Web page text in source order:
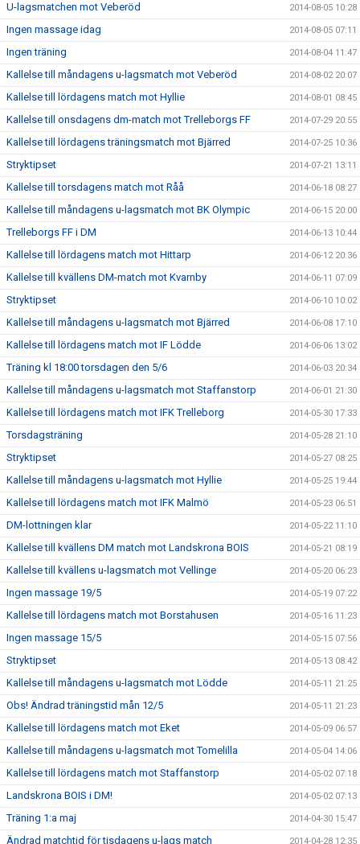
U-lagsmatchen mot Veberöd 2014-08-05 10:28
Ingen massage idag 2014-08-05 07:11
Ingen träning 2014-08-04 11:47
Kallelse till måndagens u-lagsmatch mot Veberöd 2014-08-02 20:07
Kallelse till lördagens match mot Hyllie 2014-08-01 08:45
Kallelse till onsdagens dm-match mot Trelleborgs FF 2014-07-29 20:55
Kallelse till lördagens träningsmatch mot Bjärred 2014-07-25 10:36
Stryktipset 2014-07-21 13:11
Kallelse till torsdagens match mot Råå 2014-06-18 08:27
Kallelse till måndagens u-lagsmatch mot BK Olympic 2014-06-15 20:00
Trelleborgs FF i DM 2014-06-13 10:44
Kallelse till lördagens match mot Hittarp 2014-06-12 20:36
Kallelse till kvällens DM-match mot Kvarnby 2014-06-11 07:09
Stryktipset 2014-06-10 10:02
Kallelse till måndagens u-lagsmatch mot Bjärred 2014-06-08 17:10
Kallelse till lördagens match mot IF Lödde 2014-06-06 13:02
Träning kl 18:00 torsdagen den 5/6 2014-06-03 20:34
Kallelse till måndagens u-lagsmatch mot Staffanstorp 2014-06-01 21:30
Kallelse till lördagens match mot IFK Trelleborg 2014-05-30 17:33
Torsdagsträning 2014-05-28 21:10
Stryktipset 2014-05-27 08:25
Kallelse till måndagens u-lagsmatch mot Hyllie 2014-05-25 19:44
Kallelse till lördagens match mot IFK Malmö 2014-05-23 06:51
DM-lottningen klar 2014-05-22 11:10
Kallelse till kvällens DM match mot Landskrona BOIS 2014-05-21 08:19
Kallelse till kvällens u-lagsmatch mot Vellinge 2014-05-20 06:23
Ingen massage 19/5 2014-05-19 07:22
Kallelse till lördagens match mot Borstahusen 2014-05-16 11:23
Ingen massage 15/5 2014-05-15 07:56
Stryktipset 2014-05-13 08:42
Kallelse till måndagens u-lagsmatch mot Lödde 2014-05-11 21:25
Obs! Ändrad träningstid mån 12/5 2014-05-11 21:23
Kallelse till lördagens match mot Eket 2014-05-09 06:57
Kallelse till måndagens u-lagsmatch mot Tomelilla 2014-05-04 14:06
Kallelse till lördagens match mot Staffanstorp 2014-05-02 07:18
Landskrona BOIS i DM! 2014-05-02 07:13
Träning 1:a maj 2014-04-30 15:47
Ändrad matchtid för tisdagens u-lags match 2014-04-28 12:35